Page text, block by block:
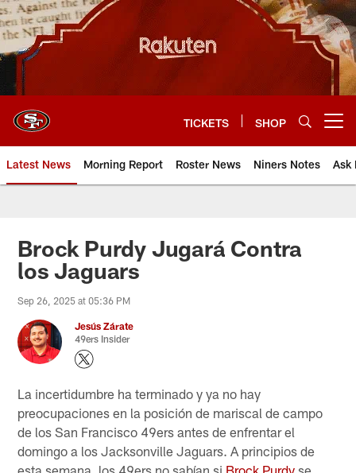
Skip
to
main
content
TICKETS SHOP
Latest News Morning Report Roster News Niners Notes Ask
Brock Purdy Jugará Contra
los Jaguars
Sep 26, 2025 at 05:36 PM
Jesús Zárate
49ers Insider
La incertidumbre ha terminado y ya no hay
preocupaciones en la posición de mariscal de campo
de los San Francisco 49ers antes de enfrentar el
domingo a los Jacksonville Jaguars. A principios de
esta semana, los 49ers no sabían si Brock Purdy se